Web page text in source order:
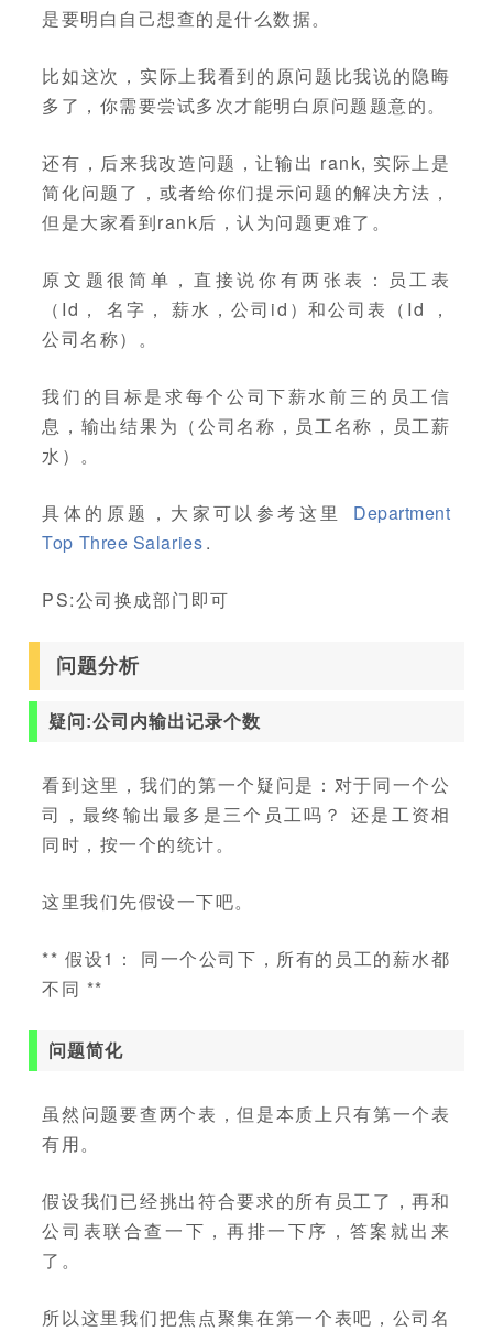
是要明白自己想查的是什么数据。
比如这次，实际上我看到的原问题比我说的隐晦
多了，你需要尝试多次才能明白原问题题意的。
还有，后来我改造问题，让输出 rank, 实际上是
简化问题了，或者给你们提示问题的解决方法，
但是大家看到rank后，认为问题更难了。
原文题很简单，直接说你有两张表：员工表
（Id， 名字， 薪水，公司id）和公司表（Id ，
公司名称）。
我们的目标是求每个公司下薪水前三的员工信
息，输出结果为（公司名称，员工名称，员工薪
水）。
具体的原题，大家可以参考这里
Department
Top Three Salaries.
PS:公司换成部门即可
问题分析
疑问:公司内输出记录个数
看到这里，我们的第一个疑问是：对于同一个公
司，最终输出最多是三个员工吗？ 还是工资相
同时，按一个的统计。
这里我们先假设一下吧。
** 假设1： 同一个公司下，所有的员工的薪水都
不同 **
问题简化
虽然问题要查两个表，但是本质上只有第一个表
有用。
假设我们已经挑出符合要求的所有员工了，再和
公司表联合查一下，再排一下序，答案就出来
了。
所以这里我们把焦点聚集在第一个表吧，公司名